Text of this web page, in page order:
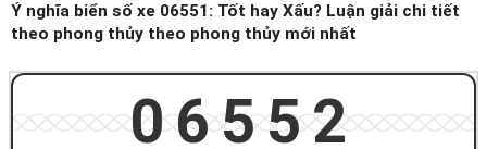
Ý nghĩa biển số xe 06551: Tốt hay Xấu? Luận giải chi tiết
theo phong thủy theo phong thủy mới nhất
06552